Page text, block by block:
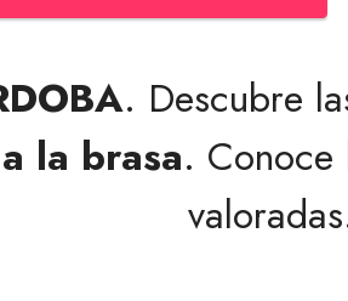
. Descubre
la brasa. Conoce